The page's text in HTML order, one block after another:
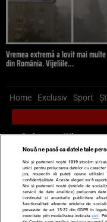
Vremea extremă a lovit mai
din România. Vijeliile…
Home Exclusiv Sport
Scrie-ne pe Whatsapp,
Știri
Ultimele stiri
Diete
Nouă ne pasă ca datele tale
Noi și partenerii noștri 1019stocăm și/sau
unici pentru prelucrarea datelor cu
jos, respectiv vă puteți opune
confidențialitate. Aceste alegeri vor fi
Noi si partenerii nostri (retelele de
servicii de date analitice) prelucram
continutul si anunturile publicitare
functionalitati aferente retelelor de
prevazute de art. 15-22 din GDPR in
exercitate prin modalitatea indicataaici .